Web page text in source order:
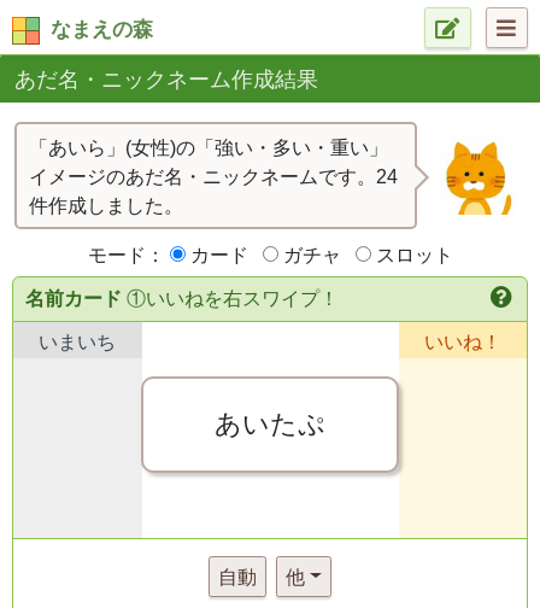
なまえの森
あだ名・ニックネーム作成結果
「あいら」(女性)の「強い・多い・重い」
イメージのあだ名・ニックネームです。24
件作成しました。
モード： カード ガチャ スロット
名前カード ①いいねを右スワイプ！
いまいち
あいたぷ
いいね！
自動 他